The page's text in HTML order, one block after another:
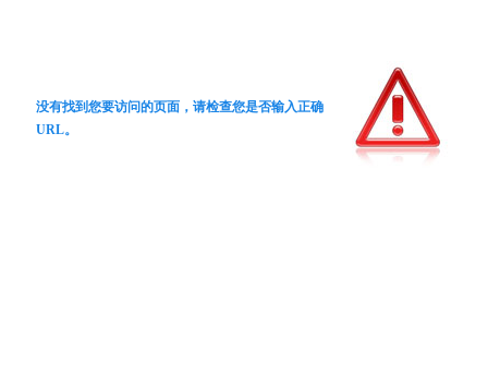
没有找到您要访问的页面，请检查您是否输入正确
URL。